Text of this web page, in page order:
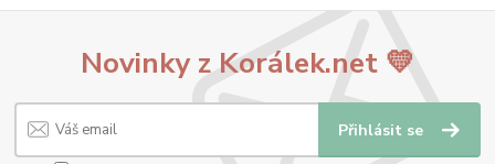
Novinky z Korálek.net 💛
Přihlásit se